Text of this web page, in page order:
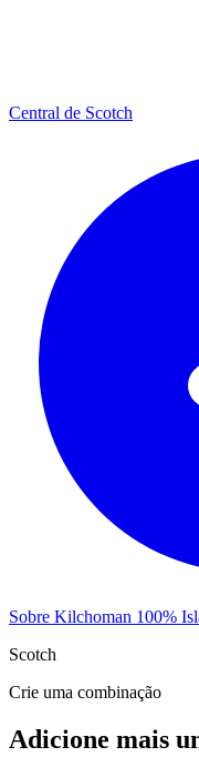
Central de Scotch
Sobre Kilchoman 100%
Scotch
Crie uma combinação
Adicione mais